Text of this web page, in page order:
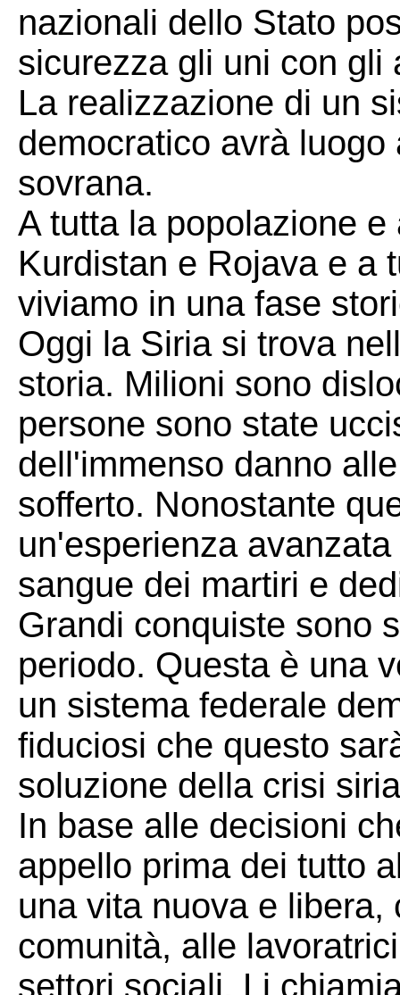
nazionali dello Stato
sicurezza gli uni con gli
La realizzazione di un
democratico avrà
sovrana.
A tutta la popolazione
Kurdistan e Rojava e a
viviamo in una fase
Oggi la Siria si trova
storia. Milioni sono
persone sono state
dell'immenso danno
sofferto. Nonostante
un'esperienza
sangue dei martiri e
Grandi conquiste sono
periodo. Questa è una
un sistema federale
fiduciosi che questo
soluzione della crisi
In base alle decisioni
appello prima dei tutto
una vita nuova e
comunità, alle
settori sociali. Li